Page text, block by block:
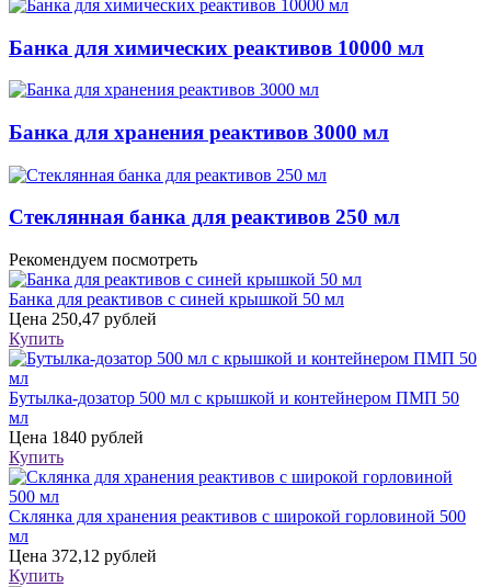
Банка для химических реактивов 10000 мл
Банка для хранения реактивов 3000 мл
Стеклянная банка для реактивов 250 мл
Рекомендуем посмотреть
Банка для реактивов с синей крышкой 50 мл
Цена 250,47 рублей
Купить
Бутылка-дозатор 500 мл с крышкой и контейнером ПМП 50
мл
Цена 1840 рублей
Купить
Склянка для хранения реактивов с широкой горловиной 500
мл
Цена 372,12 рублей
Купить